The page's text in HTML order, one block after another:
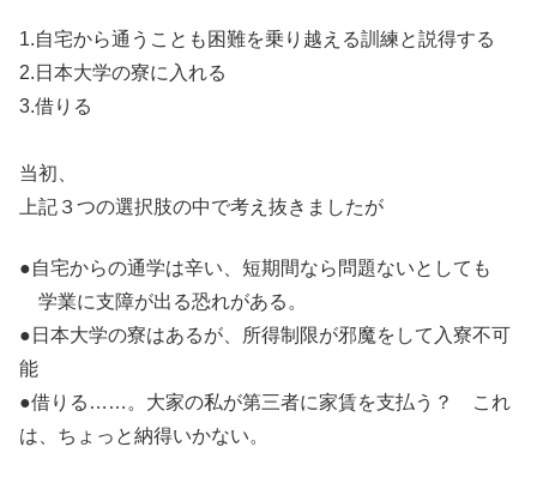
1.自宅から通うことも困難を乗り越える訓練と説得する
2.日本大学の寮に入れる
3.借りる
当初、
上記３つの選択肢の中で考え抜きましたが
●自宅からの通学は辛い、短期間なら問題ないとしても
学業に支障が出る恐れがある。
●日本大学の寮はあるが、所得制限が邪魔をして入寮不可
能
●借りる……。大家の私が第三者に家賃を支払う？ これ
は、ちょっと納得いかない。